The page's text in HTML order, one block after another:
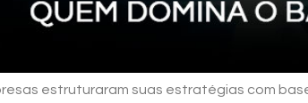
estruturaram suas estratégias com